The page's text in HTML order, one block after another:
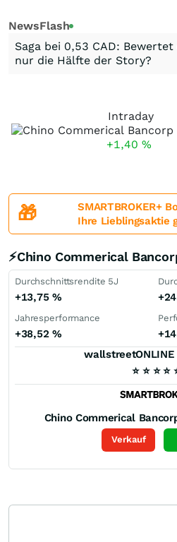
NewsFlash
Saga bei 0,53 CAD:
nur die Hälfte der Story?
Intraday
+1,40 %
🎁
SMARTBROKER+
Ihre Lieblingsaktie
⚡Chino Commerical
Durchschnittsrendite 5J
+13,75 %
Jahresperformance
+38,52 %
⭐ ⭐ ⭐ ⭐
Chino Commerical
Verkauf